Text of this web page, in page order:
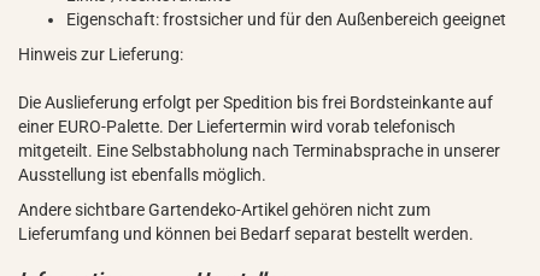
Eigenschaft: frostsicher und für den Außenbereich geeignet
Hinweis zur Lieferung:
Die Auslieferung erfolgt per Spedition bis frei Bordsteinkante auf
einer EURO-Palette. Der Liefertermin wird vorab telefonisch
mitgeteilt. Eine Selbstabholung nach Terminabsprache in unserer
Ausstellung ist ebenfalls möglich.
Andere sichtbare Gartendeko-Artikel gehören nicht zum
Lieferumfang und können bei Bedarf separat bestellt werden.